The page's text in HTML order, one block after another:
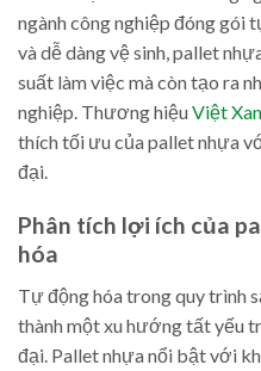
ngành công nghiệp đóng gói
và dễ dàng vệ sinh, pallet
suất làm việc mà còn tạo ra
nghiệp. Thương hiệuViệt
thích tối ưu của pallet nhựa
đại.
Phân tích lợi ích của
hóa
Tự động hóa trong quy trình
thành một xu hướng tất yếu
đại. Pallet nhựa nổi bật với